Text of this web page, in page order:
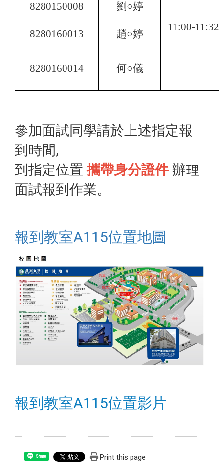
11:00-11:32
8280150008 劉○婷
8280160013 趙○婷
8280160014 何○儀
參加面試同學請於上述指定報
到時間,
到指定位置攜帶身分證件辦理
面試報到作業。
報到教室A115位置地圖
報到教室A115位置影片
Share Print this page